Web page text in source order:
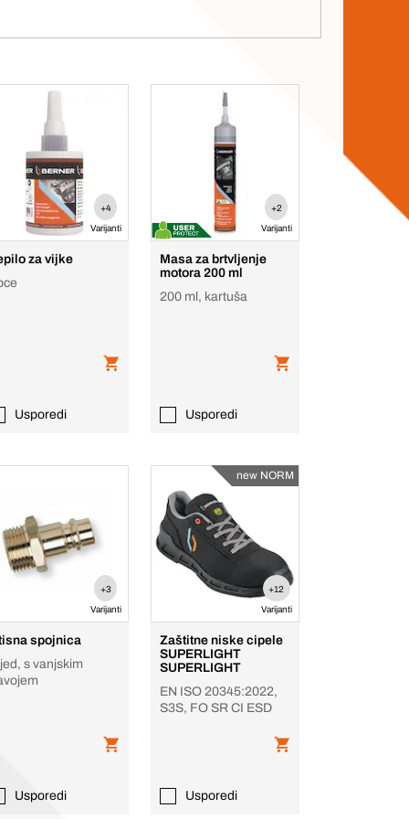
+4
Varijanti
za vijke
Usporedi
+2
Varijanti
Masa za brtvljenje
motora 200 ml
200 ml, kartuša
Usporedi
+3
Varijanti
spojnica
s vanjskim
Usporedi
new NORM
+12
Varijanti
Zaštitne niske cipele
SUPERLIGHT
SUPERLIGHT
EN ISO 20345:2022,
S3S, FO SR CI ESD
Usporedi